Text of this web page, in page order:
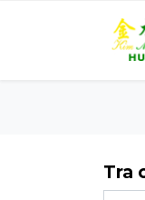
Tra